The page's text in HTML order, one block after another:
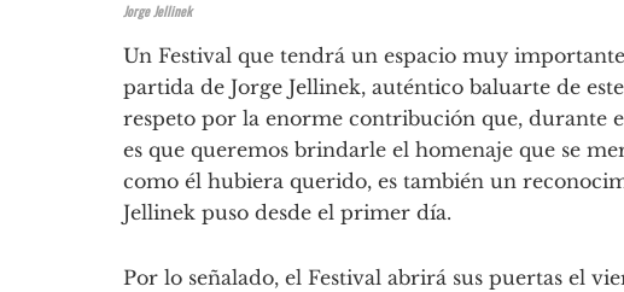
Jorge Jellinek
Un Festival que tendrá un espacio muy
partida de Jorge Jellinek, auténtico baluarte de
respeto por la enorme contribución que, durante
es que queremos brindarle el homenaje que se
como él hubiera querido, es también un
Jellinek puso desde el primer día.
Por lo señalado, el Festival abrirá sus puertas el